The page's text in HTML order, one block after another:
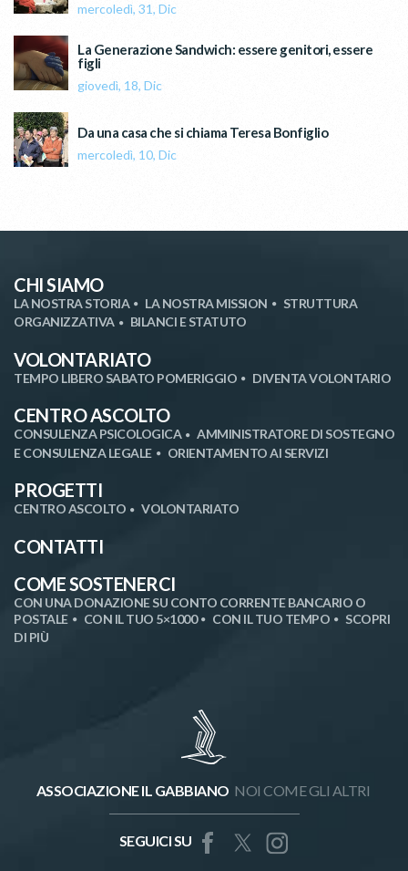
mercoledì, 31, Dic
La Generazione Sandwich: essere genitori, essere
figli
giovedì, 18, Dic
Da una casa che si chiama Teresa Bonfiglio
mercoledì, 10, Dic
CHI SIAMO
LA NOSTRA STORIA LA NOSTRA MISSION
STRUTTURA
ORGANIZZATIVA
BILANCI E STATUTO
VOLONTARIATO
TEMPO LIBERO SABATO POMERIGGIO DIVENTA VOLONTARIO
CENTRO ASCOLTO
CONSULENZA PSICOLOGICA
AMMINISTRATORE DI SOSTEGNO
E CONSULENZA LEGALE
ORIENTAMENTO AI SERVIZI
PROGETTI
CENTRO ASCOLTO VOLONTARIATO
CONTATTI
COME SOSTENERCI
CON UNA DONAZIONE SU CONTO CORRENTE BANCARIO O
POSTALE
CON IL TUO 5×1000 CON IL TUO TEMPO
SCOPRI
DI PIÙ
ASSOCIAZIONE IL GABBIANO NOI COME GLI ALTRI
SEGUICI SU